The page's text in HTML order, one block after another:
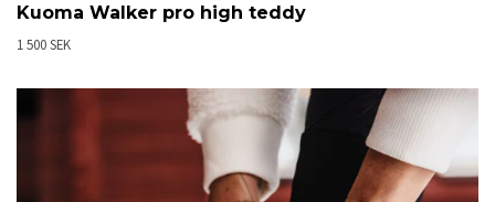
Kuoma Walker pro high teddy
1 500 SEK